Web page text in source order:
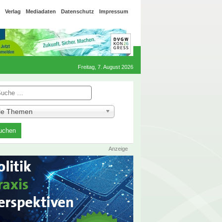
Verlag Mediadaten Datenschutz Impressum
Freitag, 7. August 2026
Themen
Anzeige